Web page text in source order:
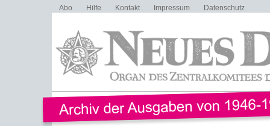
Abo Hilfe Kontakt Impressum Datenschutz